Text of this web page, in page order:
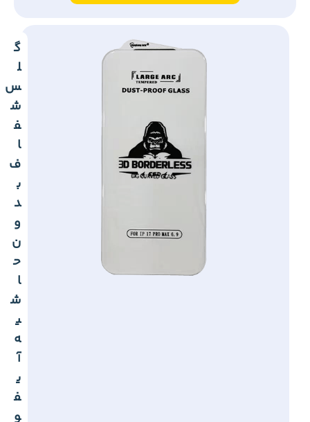
گ
ل
س
ش
ف
ا
ف
ب
د
و
ن
ح
ا
ش
ی
ه
آ
ی
ف
و